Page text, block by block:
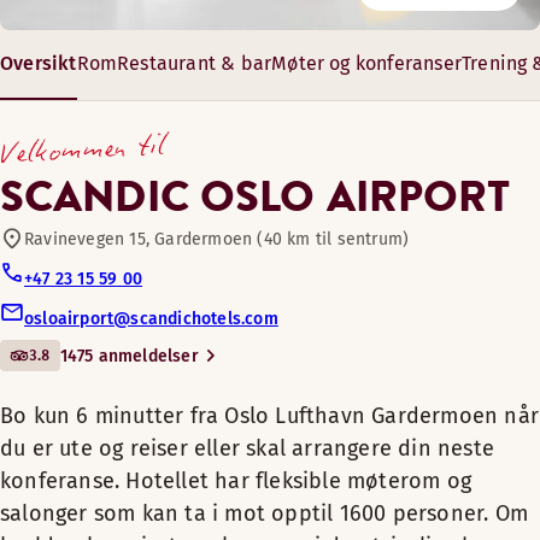
OversiktRomRestaurant & barMøter og konferanserTrening
til
SCANDIC OSLO AIRPORT
Ravinevegen 15, Gardermoen (40 km til sentrum)
+47 23 15 59 00
osloairport@scandichotels.com
3.8 1475 anmeldelser
Bo kun 6 minutter fra Oslo Lufthavn Gardermoen når
du er ute og reiser eller skal arrangere din neste
konferanse. Hotellet har fleksible møterom og
salonger som kan ta i mot opptil 1600 personer. Om
Treningsrom
Kafé
Flyplass (maks avstand 8 km)
Golfbane (0-30 km)
Bo kun 6 minutter fra Oslo
du er ute og reiser eller skal
arrangere din neste
konferanse. Hotellet har
fleksible møterom og
salonger som kan ta i mot
opptil 1600 personer. Om
kvelden kan gjestene kose
seg i den trivelige baren.
Vi har grupperom, styrerom og
salonger med total kapasitet på
opptil 1600 deltakere i vårt
prisvinnende hotell. Hold din
Ved restaurantene på hotell Scandic Oslo Airport finner du
Restaurant
På hotell Scandic Oslo Airport kan vi arrangere møter og
6 – 650 gjester
Etter en dag på farten er dere velkommen til et trivelig